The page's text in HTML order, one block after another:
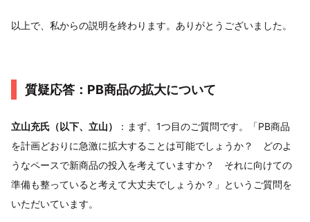
以上で、私からの説明を終わります。ありがとうございました。
質疑応答：PB商品の拡大について
立山充氏（以下、立山）
：まず、1つ目のご質問です。「PB商品
を計画どおりに急激に拡大することは可能でしょうか？ どのよ
うなペースで新商品の投入を考えていますか？ それに向けての
準備も整っていると考えて大丈夫でしょうか？」というご質問を
いただいています。